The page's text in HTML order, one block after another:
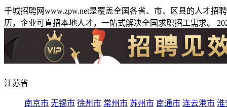
千城招聘网www.zpw.net是覆盖全国各省、市、区县的人才
历，企业可直招本地人才，一站式解决全国求职招工需求。
江苏省
南京市 无锡市 徐州市 常州市 苏州市 南通市 连云港市 淮